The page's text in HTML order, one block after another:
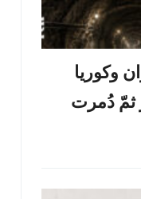
وكوريا
ثمّ دُمرت